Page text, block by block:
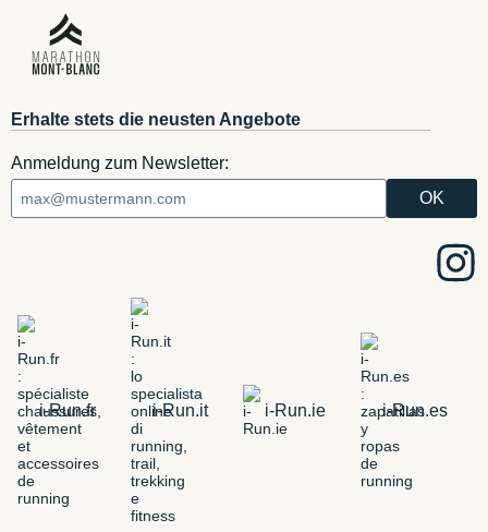
Erhalte stets die neusten Angebote
Anmeldung zum Newsletter:
i-Run.fr i-Run.it i-Run.ie i-Run.es